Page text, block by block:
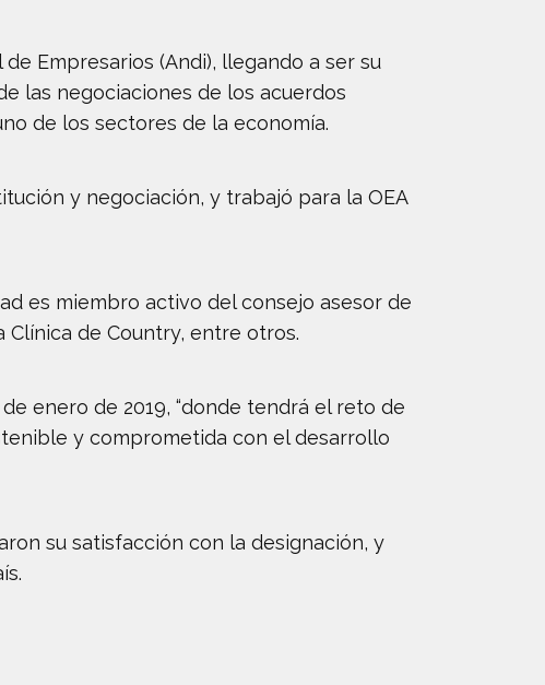
Empresarios (Andi), llegando a ser su
las negociaciones de los acuerdos
de los sectores de la economía.
y negociación, y trabajó para la OEA
es miembro activo del consejo asesor de
de Country, entre otros.
enero de 2019, “donde tendrá el reto de
y comprometida con el desarrollo
su satisfacción con la designación, y